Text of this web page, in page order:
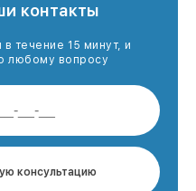
контакты
течение 15 минут, и
любому вопросу
консультацию